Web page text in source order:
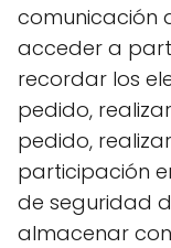
comunicación
acceder a
recordar los
pedido,
pedido,
participación
de seguridad
almacenar